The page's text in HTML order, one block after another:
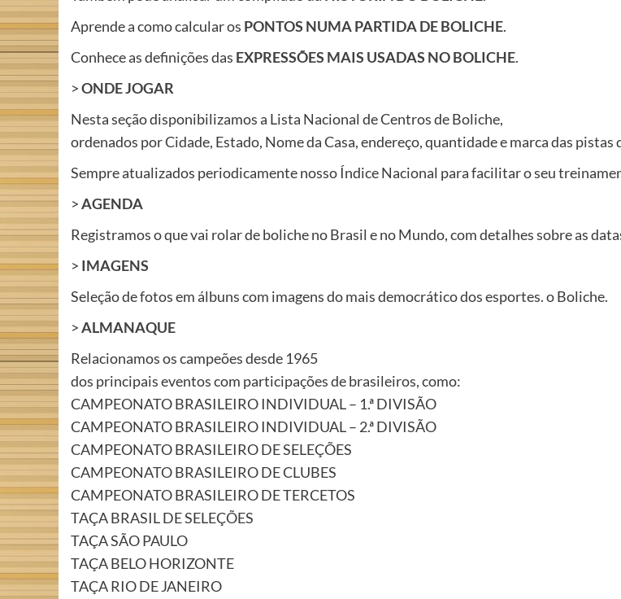
Aprende a como calcular os PONTOS NUMA PARTIDA DE BOLICHE.
Conhece as definições das EXPRESSÕES MAIS USADAS NO BOLICHE.
>ONDE JOGAR
Nesta seção disponibilizamos a Lista Nacional de Centros de Boliche,
ordenados por Cidade, Estado, Nome da Casa, endereço, quantidade e marca das pistas
Sempre atualizados periodicamente nosso Índice Nacional para facilitar o seu
>AGENDA
Registramos o que vai rolar de boliche no Brasil e no Mundo, com detalhes sobre as
> IMAGENS
Seleção de fotos em álbuns com imagens do mais democrático dos esportes. o Boliche.
>ALMANAQUE
Relacionamos os campeões desde 1965
dos principais eventos com participações de brasileiros, como:
CAMPEONATO BRASILEIRO INDIVIDUAL – 1.ª DIVISÃO
CAMPEONATO BRASILEIRO INDIVIDUAL – 2.ª DIVISÃO
CAMPEONATO BRASILEIRO DE SELEÇÕES
CAMPEONATO BRASILEIRO DE CLUBES
CAMPEONATO BRASILEIRO DE TERCETOS
TAÇA BRASIL DE SELEÇÕES
TAÇA SÃO PAULO
TAÇA BELO HORIZONTE
TAÇA RIO DE JANEIRO